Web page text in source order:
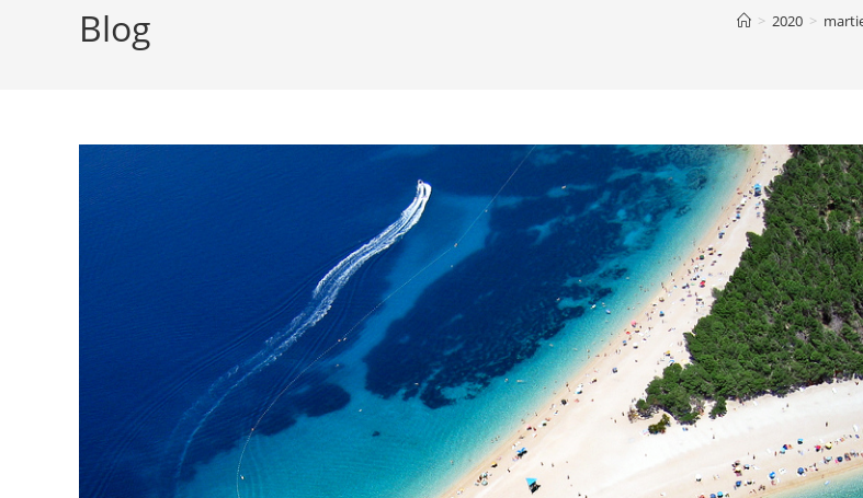
Blog > 2020 >